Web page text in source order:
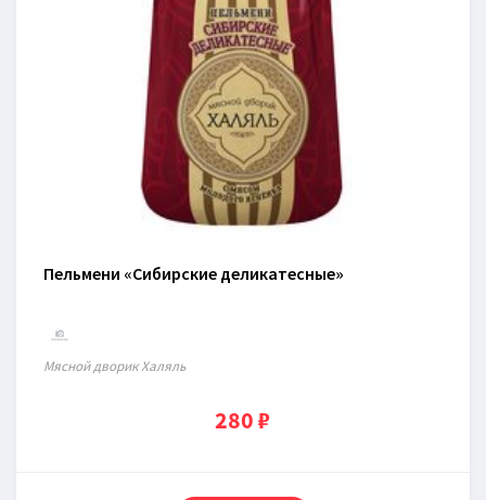
Пельмени «Сибирские деликатесные»
Мясной дворик Халяль
280 ₽